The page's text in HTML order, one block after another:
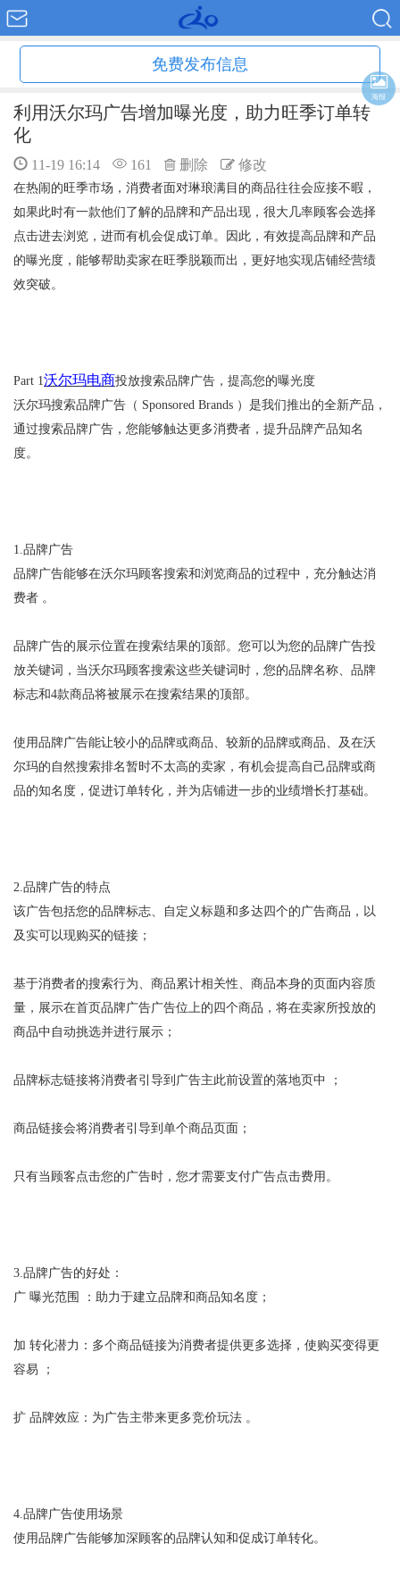
免费发布信息
利用沃尔玛广告增加曝光度，助力旺季订单转
化
11-19 16:14 161 删除 修改
在热闹的旺季市场，消费者面对琳琅满目的商品往往会应接不暇，
如果此时有一款他们了解的品牌和产品出现，很大几率顾客会选择
点击进去浏览，进而有机会促成订单。因此，有效提高品牌和产品
的曝光度，能够帮助卖家在旺季脱颖而出，更好地实现店铺经营绩
效突破。
Part 1沃尔玛电商投放搜索品牌广告，提高您的曝光度
沃尔玛搜索品牌广告（ Sponsored Brands ）是我们推出的全新产品，
通过搜索品牌广告，您能够触达更多消费者，提升品牌产品知名
度。
1.品牌广告
品牌广告能够在沃尔玛顾客搜索和浏览商品的过程中，充分触达消
费者 。
品牌广告的展示位置在搜索结果的顶部。您可以为您的品牌广告投
放关键词，当沃尔玛顾客搜索这些关键词时，您的品牌名称、品牌
标志和4款商品将被展示在搜索结果的顶部。
使用品牌广告能让较小的品牌或商品、较新的品牌或商品、及在沃
尔玛的自然搜索排名暂时不太高的卖家，有机会提高自己品牌或商
品的知名度，促进订单转化，并为店铺进一步的业绩增长打基础。
2.品牌广告的特点
该广告包括您的品牌标志、自定义标题和多达四个的广告商品，以
及实可以现购买的链接；
基于消费者的搜索行为、商品累计相关性、商品本身的页面内容质
量，展示在首页品牌广告广告位上的四个商品，将在卖家所投放的
商品中自动挑选并进行展示；
品牌标志链接将消费者引导到广告主此前设置的落地页中 ；
商品链接会将消费者引导到单个商品页面；
只有当顾客点击您的广告时，您才需要支付广告点击费用。
3.品牌广告的好处：
广 曝光范围 ：助力于建立品牌和商品知名度；
加 转化潜力：多个商品链接为消费者提供更多选择，使购买变得更
容易
；
扩 品牌效应：为广告主带来更多竞价玩法 。
4.品牌广告使用场景
使用品牌广告能够加深顾客的品牌认知和促成订单转化。
海报